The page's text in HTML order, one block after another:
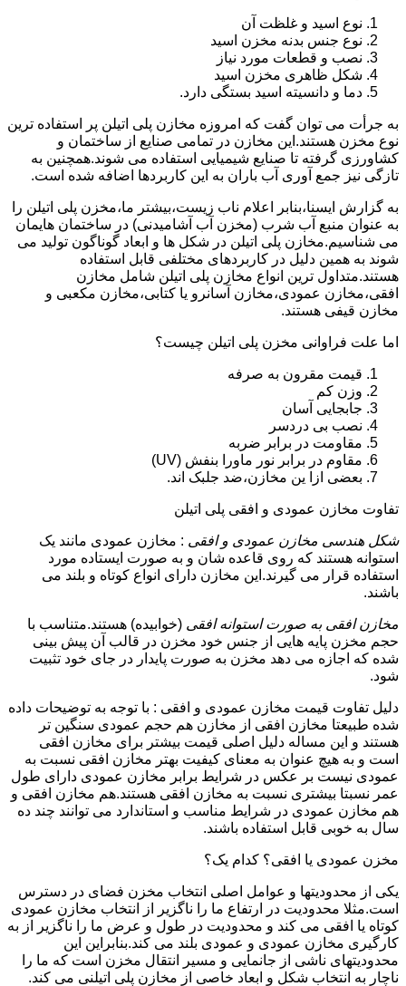
نوع اسید و غلظت آن
نوع جنس بدنه مخزن اسید
نصب و قطعات مورد نیاز
شکل ظاهری مخزن اسید
دما و دانسیته اسید بستگی دارد.
به جرأت می توان گفت که امروزه مخازن پلی اتیلن پر استفاده ترین
نوع مخزن هستند.این مخازن در تمامی صنایع از ساختمان و
کشاورزی گرفته تا صنایع شیمیایی استفاده می شوند.همچنین به
تازگی نیز جمع آوری آب باران به این کاربردها اضافه شده است.
به گزارش ایسنا،بنابر اعلام ناب زیست،بیشتر ما،مخزن پلی اتیلن را
به عنوان منبع آب شرب (مخزن آب آشامیدنی) در ساختمان هایمان
می شناسیم.مخازن پلی اتیلن در شکل ها و ابعاد گوناگون تولید می
شوند به همین دلیل در کاربردهای مختلفی قابل استفاده
هستند.متداول ترین انواع مخازن پلی اتیلن شامل مخازن
افقی،مخازن عمودی،مخازن آسانرو یا کتابی،مخازن مکعبی و
مخازن قیفی هستند.
اما علت فراوانی مخزن پلی اتیلن چیست؟
قیمت مقرون به صرفه
وزن کم
جابجایی آسان
نصب بی دردسر
مقاومت در برابر ضربه
مقاوم در برابر نور ماورا بنفش (UV)
بعضی ازا ین مخازن،ضد جلبک اند.
تفاوت مخازن عمودی و افقی پلی اتیلن
شکل هندسی مخازن عمودی و افقی : مخازن عمودی مانند یک
استوانه هستند که روی قاعده شان و به صورت ایستاده مورد
استفاده قرار می گیرند.این مخازن دارای انواع کوتاه و بلند می
باشند.
مخازن افقی به صورت استوانه افقی (خوابیده) هستند.متناسب با
حجم مخزن پایه هایی از جنس خود مخزن در قالب آن پیش بینی
شده که اجازه می دهد مخزن به صورت پایدار در جای خود تثبیت
شود.
دلیل تفاوت قیمت مخازن عمودی و افقی : با توجه به توضیحات داده
شده طبیعتا مخازن افقی از مخازن هم حجم عمودی سنگین تر
هستند و این مساله دلیل اصلی قیمت بیشتر برای مخازن افقی
است و به هیچ عنوان به معنای کیفیت بهتر مخازن افقی نسبت به
عمودی نیست بر عکس در شرایط برابر مخازن عمودی دارای طول
عمر نسبتا بیشتری نسبت به مخازن افقی هستند.هم مخازن افقی و
هم مخازن عمودی در شرایط مناسب و استاندارد می توانند چند ده
سال به خوبی قابل استفاده باشند.
مخزن عمودی یا افقی؟ کدام یک؟
یکی از محدودیتها و عوامل اصلی انتخاب مخزن فضای در دسترس
است.مثلا محدودیت در ارتفاع ما را ناگزیر از انتخاب مخازن عمودی
کوتاه یا افقی می کند و محدودیت در طول و عرض ما را ناگزیر از به
کارگیری مخازن عمودی و عمودی بلند می کند.بنابراین این
محدودیتهای ناشی از جانمایی و مسیر انتقال مخزن است که ما را
ناچار به انتخاب شکل و ابعاد خاصی از مخازن پلی اتیلنی می کند.